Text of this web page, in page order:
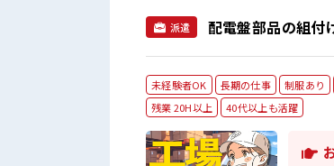
派遣 配電盤部品の組付
未経験者OK 長期の仕事 制服あり
残業 20H以上
40代以上も活躍